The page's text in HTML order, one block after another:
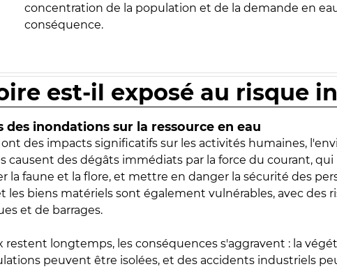
concentration de la population et de la demande en
conséquence.
est-il exposé au risque
des inondations sur la ressource en eau
des impacts significatifs sur les activités humaines,
causent des dégâts immédiats par la force du courant,
la faune et la flore, et mettre en danger la sécurité des
les biens matériels sont également vulnérables, avec des
et de barrages.
restent longtemps, les conséquences s'aggravent : la
peuvent être isolées, et des accidents industriels